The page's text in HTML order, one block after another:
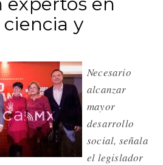
y
Necesario
alcanzar
mayor
desarrollo
social, señala
el legislador